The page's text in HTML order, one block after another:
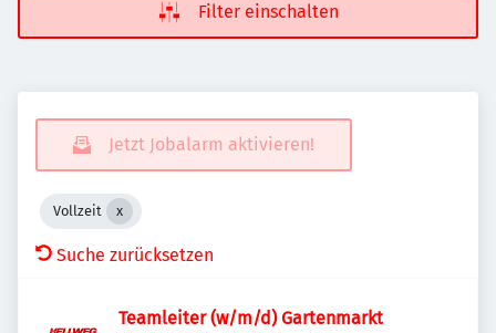
Filter einschalten
Jetzt Jobalarm aktivieren!
Vollzeit
Suche zurücksetzen
Teamleiter (w/m/d) Gartenmarkt